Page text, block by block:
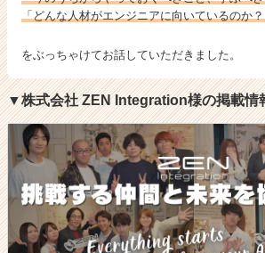
お
べ
と
は？
ぶ
っ
ち
ゃ
け
イ
「どんな人材がエンジニアに向いているのか
をぶっちゃけてお話していただきました。
▼株式会社 ZEN Integration様の掲載情